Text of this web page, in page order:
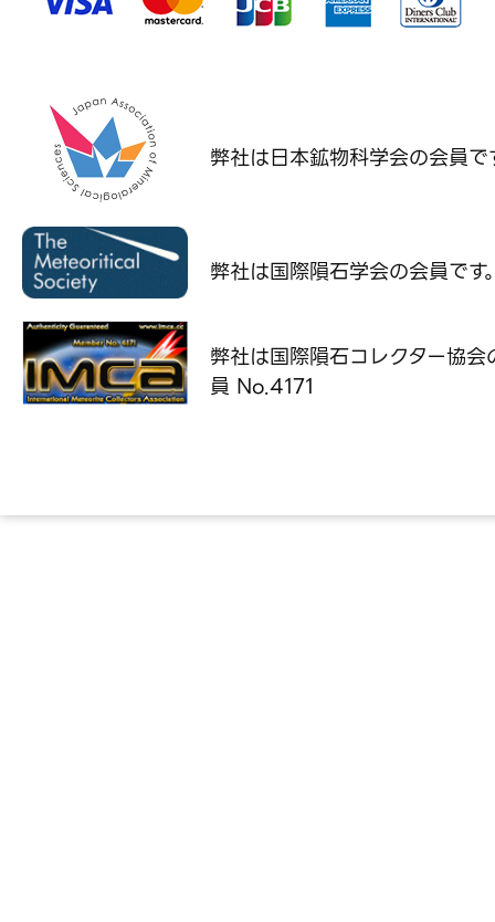
弊社は日本鉱物科学会の会員で
弊社は国際隕石学会の会員です
弊社は国際隕石コレクター協会
員 No.4171